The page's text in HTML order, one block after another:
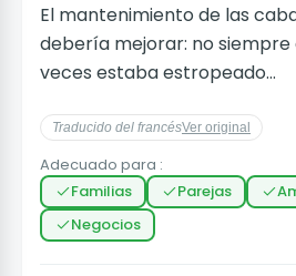
El mantenimiento de las
debería mejorar: no siempre
veces estaba estropeado...
Traducido del francésVer original
Adecuado para :
Familias
Parejas
Negocios